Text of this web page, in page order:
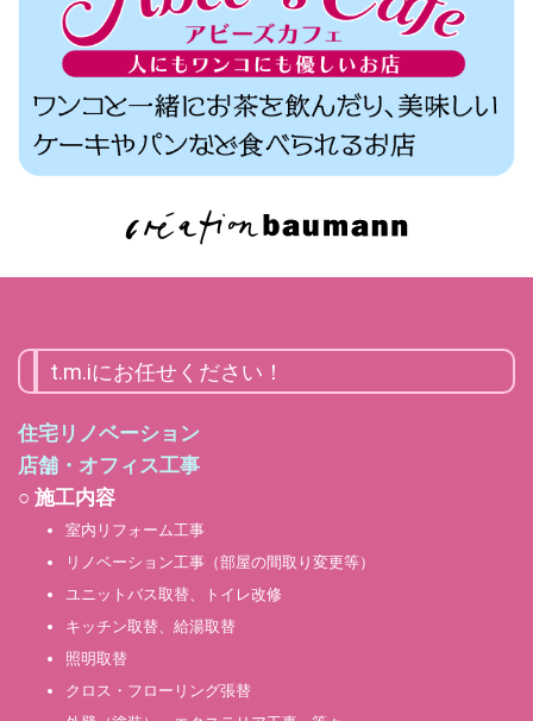
t.m.iにお任せください！
住宅リノベーション
店舗・オフィス工事
○ 施工内容
室内リフォーム工事
リノベーション工事（部屋の間取り変更等）
ユニットバス取替、トイレ改修
キッチン取替、給湯取替
照明取替
クロス・フローリング張替